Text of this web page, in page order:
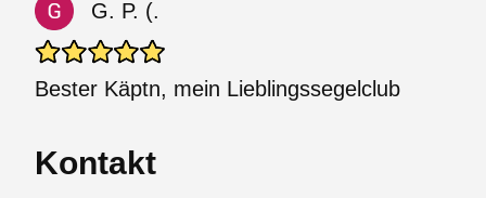
G. P. (.
Bester Käptn, mein Lieblingssegelclub
Kontakt